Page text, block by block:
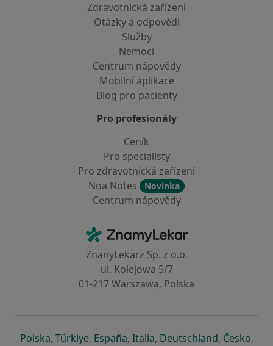
Zdravotnická zařízení
Otázky a odpovědi
Služby
Nemoci
Centrum nápovědy
Mobilní aplikace
Blog pro pacienty
Pro profesionály
Ceník
Pro specialisty
Pro zdravotnická zařízení
Noa Notes
Novinka
Centrum nápovědy
ZnamyLekar - Hlavní stránka
ZnanyLekarz Sp. z o.o.
ul. Kolejowa 5/7
01-217 Warszawa, Polska
Polskase otevře v nové záložce
, Türkiyese otevře v nové záložce
, Españase otevře v nové záložce
, Italiase otevře v nové záložce
, Deutschlandse otevře v
, Českose
,